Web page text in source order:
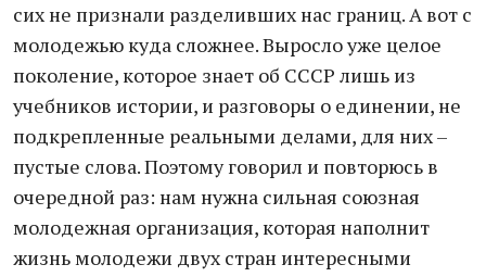
сих не признали разделивших нас границ. А вот с
молодежью куда сложнее. Выросло уже целое
поколение, которое знает об СССР лишь из
учебников истории, и разговоры о единении, не
подкрепленные реальными делами, для них –
пустые слова. Поэтому говорил и повторюсь в
очередной раз: нам нужна сильная союзная
молодежная организация, которая наполнит
жизнь молодежи двух стран интересными